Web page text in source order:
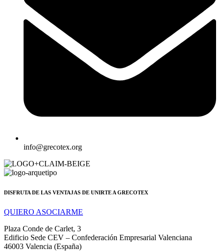
info@grecotex.org
DISFRUTA DE LAS VENTAJAS DE UNIRTE A GRECOTEX
QUIERO ASOCIARME
Plaza Conde de Carlet, 3
Edificio Sede CEV – Confederación Empresarial Valenciana
46003 Valencia (España)